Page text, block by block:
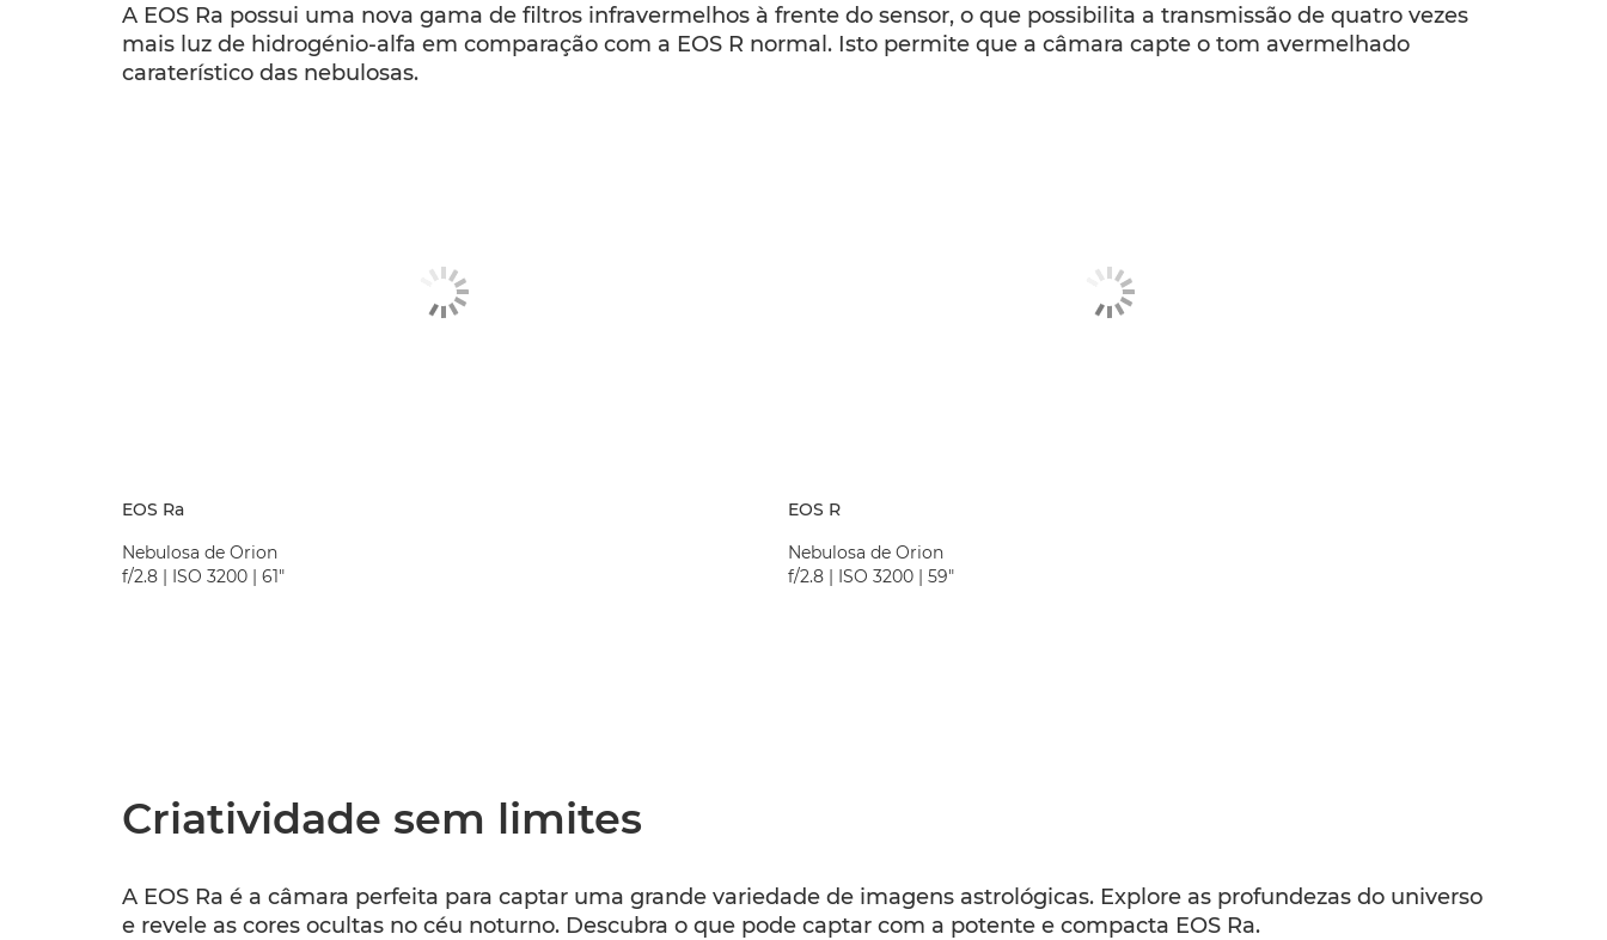
A EOS Ra possui uma nova gama de filtros infravermelhos à frente do sensor, o que possibilita a transmissão de quatro vezes
mais luz de hidrogénio-alfa em comparação com a EOS R normal. Isto permite que a câmara capte o tom avermelhado
caraterístico das nebulosas.
EOS Ra
Nebulosa de Orion
f/2.8 | ISO 3200 | 61"
EOS R
Nebulosa de Orion
f/2.8 | ISO 3200 | 59"
Criatividade sem limites
A EOS Ra é a câmara perfeita para captar uma grande variedade de imagens astrológicas. Explore as profundezas do universo
e revele as cores ocultas no céu noturno. Descubra o que pode captar com a potente e compacta EOS Ra.